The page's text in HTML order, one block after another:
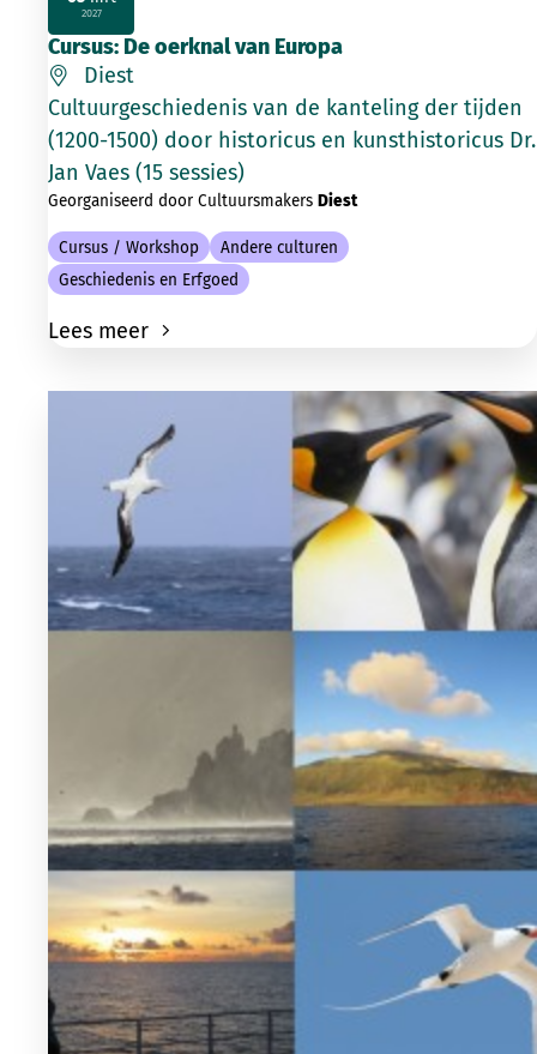
Cursus: De oerknal van Europa
Diest
Cultuurgeschiedenis van de kanteling der tijden
(1200-1500) door historicus en kunsthistoricus Dr.
Jan Vaes (15 sessies)
Georganiseerd door Cultuursmakers Diest
Cursus / Workshop
Andere culturen
Geschiedenis en Erfgoed
Lees meer
2027